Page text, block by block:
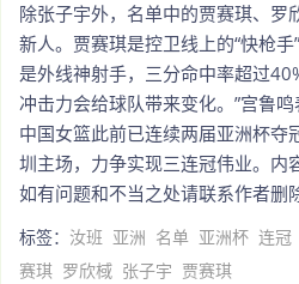
除张子宇外，名单中的贾赛琪、罗
新人。贾赛琪是控卫线上的“快枪
是外线神射手，三分命中率超过
冲击力会给球队带来变化。”宫鲁鸣
中国女篮此前已连续两届亚洲杯夺
圳主场，力争实现三连冠伟业。内
如有问题和不当之处请联系作者删
标签： 汝班 亚洲 名单 亚洲杯 连冠
赛琪 罗欣棫 张子宇 贾赛琪